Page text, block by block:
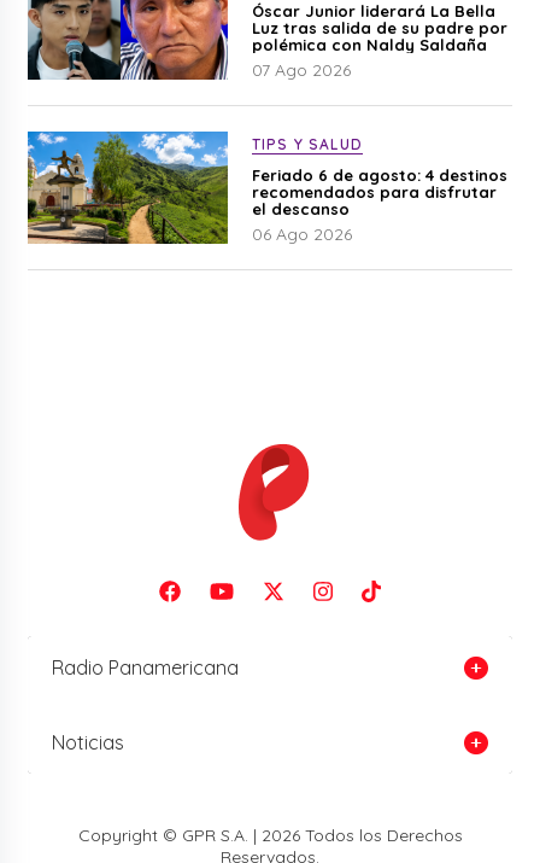
Óscar Junior liderará La Bella
Luz tras salida de su padre por
polémica con Naldy Saldaña
07 Ago 2026
TIPS Y SALUD
Feriado 6 de agosto: 4 destinos
recomendados para disfrutar
el descanso
06 Ago 2026
Radio Panamericana
Noticias
Copyright © GPR S.A. | 2026 Todos los Derechos
Reservados.